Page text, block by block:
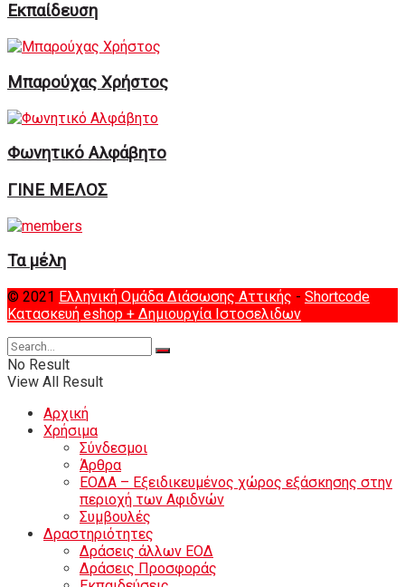
Εκπαίδευση
Μπαρούχας Χρήστος
Φωνητικό Αλφάβητο
ΓΙΝΕ ΜΕΛΟΣ
Τα μέλη
© 2021 Ελληνική Ομάδα Διάσωσης Αττικής - Shortcode
Κατασκευή eshop + Δημιουργία Ιστοσελιδων
No Result
View All Result
Αρχική
Χρήσιμα
Σύνδεσμοι
Άρθρα
ΕΟΔΑ – Εξειδικευμένος χώρος εξάσκησης στην
περιοχή των Αφιδνών
Συμβουλές
Δραστηριότητες
Δράσεις άλλων ΕΟΔ
Δράσεις Προσφοράς